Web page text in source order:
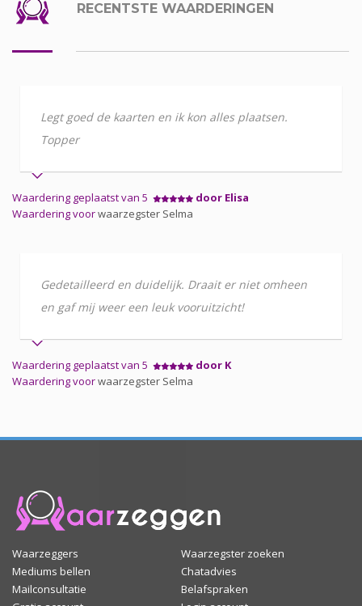
RECENTSTE WAARDERINGEN
Legt goed de kaarten en ik kon alles plaatsen.
Topper
Waardering geplaatst van 5
door Elisa
Waardering voorwaarzegster Selma
Gedetailleerd en duidelijk. Draait er niet omheen
en gaf mij weer een leuk vooruitzicht!
Waardering geplaatst van 5
door K
Waardering voorwaarzegster Selma
Waarzeggers
Waarzegster zoeken
Mediums bellen
Chatadvies
Mailconsultatie
Belafspraken